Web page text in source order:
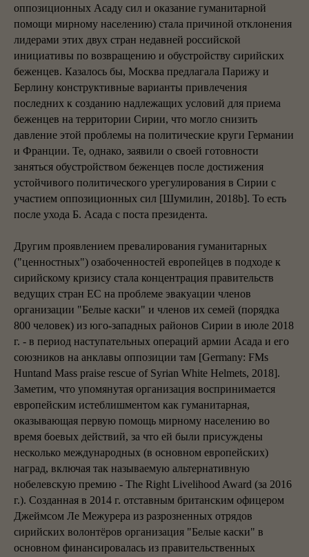
оппозиционных Асаду сил и оказание гуманитарной
помощи мирному населению) стала причиной отклонения
лидерами этих двух стран недавней российской
инициативы по возвращению и обустройству сирийских
беженцев. Казалось бы, Москва предлагала Парижу и
Берлину конструктивные варианты привлечения
последних к созданию надлежащих условий для приема
беженцев на территории Сирии, что могло снизить
давление этой проблемы на политические круги Германии
и Франции. Те, однако, заявили о своей готовности
заняться обустройством беженцев после достижения
устойчивого политического урегулирования в Сирии с
участием оппозиционных сил [Шумилин, 2018b]. То есть
после ухода Б. Асада с поста президента.
Другим проявлением превалирования гуманитарных
("ценностных") озабоченностей европейцев в подходе к
сирийскому кризису стала концентрация правительств
ведущих стран ЕС на проблеме эвакуации членов
организации "Белые каски" и членов их семей (порядка
800 человек) из юго-западных районов Сирии в июле 2018
г. - в период наступательных операций армии Асада и его
союзников на анклавы оппозиции там [Germany: FMs
Huntand Mass praise rescue of Syrian White Helmets, 2018].
Заметим, что упомянутая организация воспринимается
европейским истеблишментом как гуманитарная,
оказывающая первую помощь мирному населению во
время боевых действий, за что ей были присуждены
несколько международных (в основном европейских)
наград, включая так называемую альтернативную
нобелевскую премию - The Right Livelihood Award (за 2016
г.). Созданная в 2014 г. отставным британским офицером
Джеймсом Ле Межурера из разрозненных отрядов
сирийских волонтёров организация "Белые каски" в
основном финансировалась из правительственных